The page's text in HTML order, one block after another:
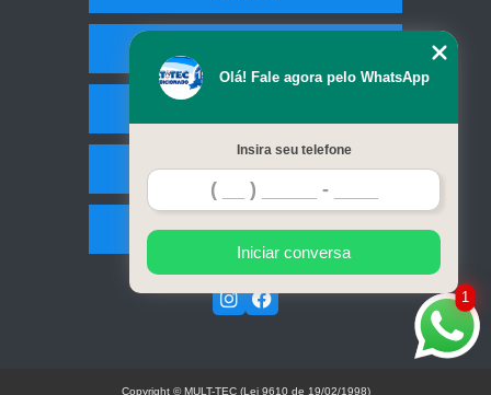
Contato
Mapa do site
1
Olá! Fale agora pelo WhatsApp
Insira seu telefone
Iniciar conversa
Copyright © MULT-TEC (Lei 9610 de 19/02/1998)